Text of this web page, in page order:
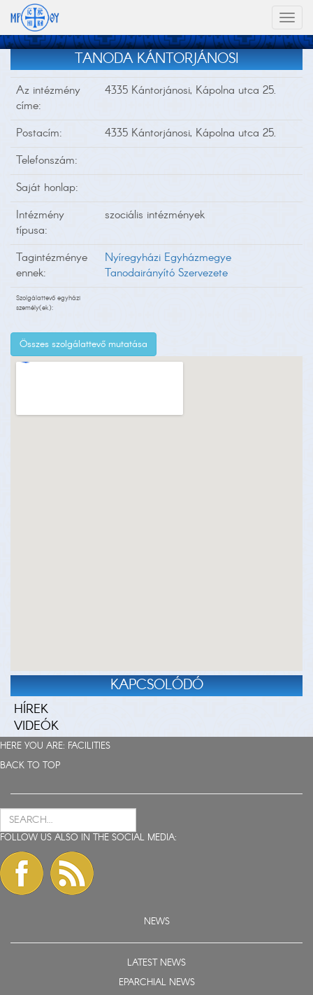
TANODA KÁNTORJÁNOSI
Az intézmény
címe:
4335 Kántorjánosi, Kápolna utca 25.
Postacím:
4335 Kántorjánosi, Kápolna utca 25.
Telefonszám:
Saját honlap:
Intézmény
típusa:
szociális intézmények
Tagintézménye
ennek:
Nyíregyházi Egyházmegye
Tanodairányító Szervezete
Szolgálattevő egyházi
személy(ek):
Összes szolgálattevő mutatása
KAPCSOLÓDÓ
HÍREK
VIDEÓK
HERE YOU ARE: FACILITIES
BACK TO TOP
FOLLOW US ALSO IN THE SOCIAL MEDIA:
NEWS
LATEST NEWS
EPARCHIAL NEWS